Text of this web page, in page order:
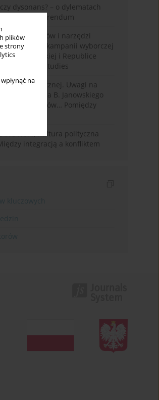
plików
strony
na
dysonans? – o dylematach
z referendum
algorytmów i narzędzi
w kampanii wyborczej
Polskiej i Republice
analiza case studies
politycznej. Uwagi na
książki Karola B. Janowskiego
Polaków… Pomiędzy
Kultura polityczna
integracją a konfliktem